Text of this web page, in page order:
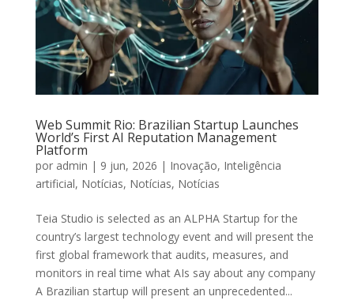
CLIQUE AQUI E BAIXE
GRATUITAMENTE!
CLIQUE FORA DO POP-UP PARA FECHAR
Web Summit Rio: Brazilian Startup Launches
World’s First AI Reputation Management
Platform
por admin | 9 jun, 2026 | Inovação, Inteligência
artificial, Notícias, Notícias, Notícias
Teia Studio is selected as an ALPHA Startup for the
country’s largest technology event and will present the
first global framework that audits, measures, and
monitors in real time what AIs say about any company
A Brazilian startup will present an unprecedented...